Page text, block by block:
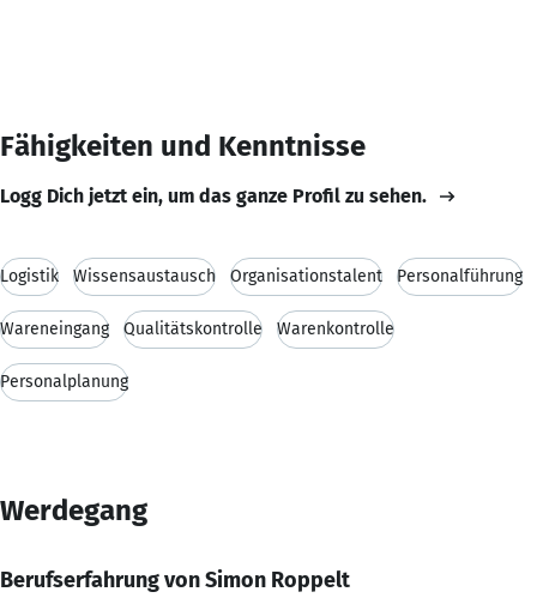
Fähigkeiten und Kenntnisse
Logg Dich jetzt ein, um das ganze Profil zu sehen.
Logistik Wissensaustausch Organisationstalent Personalführung
Wareneingang Qualitätskontrolle Warenkontrolle
Personalplanung
Werdegang
Berufserfahrung von Simon Roppelt